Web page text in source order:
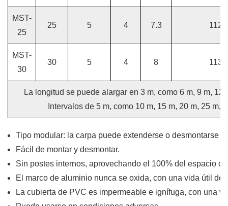
MST-
25
25 5 4 7.3
MST-
30
30 5 4 8
La longitud se puede alargar en 3 m, como 6 m, 9 m, 12
Intervalos de 5 m, como 10 m, 15 m, 20 m, 25 m,
Tipo modular: la carpa puede extenderse o desmontarse
Fácil de montar y desmontar.
Sin postes internos, aprovechando el 100% del espacio
El marco de aluminio nunca se oxida, con una vida útil de
La cubierta de PVC es impermeable e ignífuga, con una